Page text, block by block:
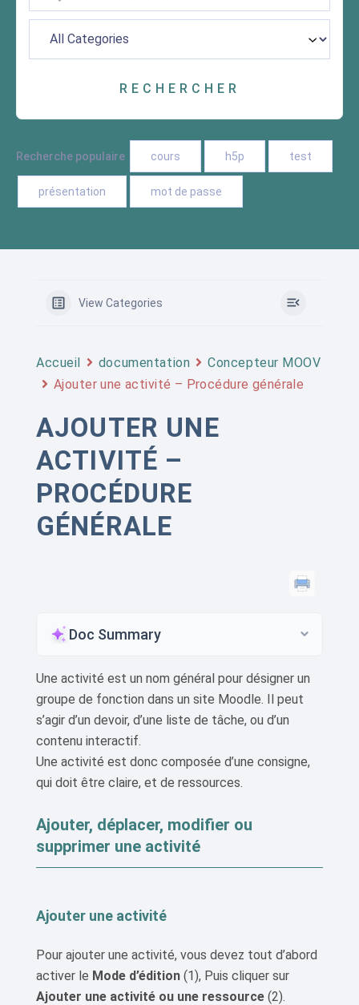
Recherche populaire cours h5p test
présentation mot de passe
View Categories
Accueil documentation
Concepteur MOOV
Ajouter une activité – Procédure générale
AJOUTER UNE
ACTIVITÉ –
PROCÉDURE
GÉNÉRALE
Doc Summary
Une activité est un nom général pour désigner un
groupe de fonction dans un site Moodle. Il peut
s’agir d’un devoir, d’une liste de tâche, ou d’un
contenu interactif.
Une activité est donc composée d’une consigne,
qui doit être claire, et de ressources.
Ajouter, déplacer, modifier ou
supprimer une activité
Ajouter une activité
Pour ajouter une activité, vous devez tout d’abord
activer le Mode d’édition (1), Puis cliquer sur
Ajouter une activité ou une ressource (2).